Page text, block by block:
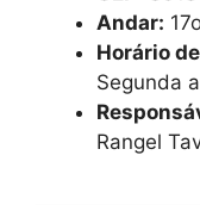
Andar:
Horário
Segunda
Rangel